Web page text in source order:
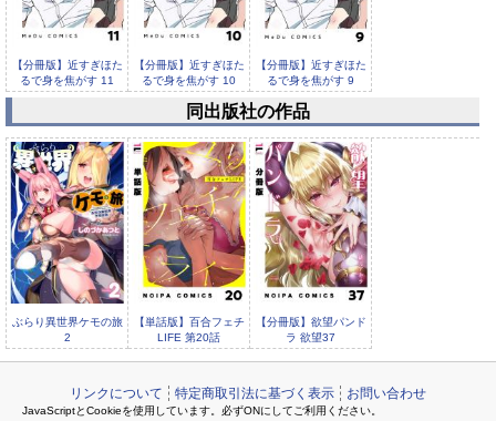
【分冊版】近すぎほた
るで身を焦がす 11
【分冊版】近すぎほた
るで身を焦がす 10
【分冊版】近すぎほた
るで身を焦がす 9
【分冊版】近すぎほた
るで身を焦がす 8
同出版社の作品
ぶらり異世界ケモの旅
2
【単話版】百合フェチ
LIFE 第20話
【分冊版】欲望パンド
ラ 欲望37
リンクについて 特定商取引法に基づく表示 お問い合わせ
JavaScriptとCookieを使用しています。必ずONにしてご利用ください。